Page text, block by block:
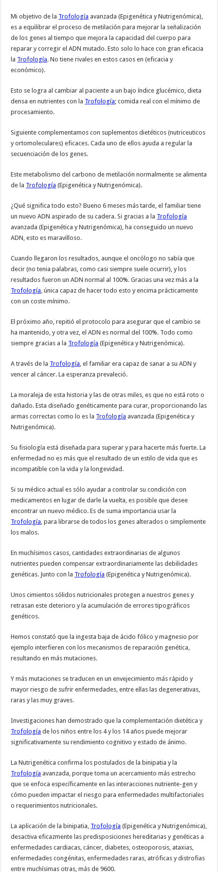
Mi objetivo de la Trofología avanzada (Epigenética y Nutrigenómica),
es a equilibrar el proceso de metilación para mejorar la señalización
de los genes al tiempo que mejora la capacidad del cuerpo para
reparar y corregir el ADN mutado. Esto solo lo hace con gran eficacia
la Trofología. No tiene rivales en estos casos en (eficacia y
económico).
Esto se logra al cambiar al paciente a un bajo índice glucémico, dieta
densa en nutrientes con la Trofología; comida real con el mínimo de
procesamiento.
Siguiente complementamos con suplementos dietéticos (nutriceuticos
y ortomoleculares) eficaces. Cada uno de ellos ayuda a regular la
secuenciación de los genes.
Este metabolismo del carbono de metilación normalmente se alimenta
de la Trofología (Epigenética y Nutrigenómica).
¿Qué significa todo esto? Bueno 6 meses más tarde, el familiar tiene
un nuevo ADN aspirado de su cadera. Si gracias a la Trofología
avanzada (Epigenética y Nutrigenómica), ha conseguido un nuevo
ADN, esto es maravilloso.
Cuando llegaron los resultados, aunque el oncólogo no sabía que
decir (no tenia palabras, como casi siempre suele ocurrir), y los
resultados fueron un ADN normal al 100%. Gracias una vez más a la
Trofología , única capaz de hacer todo esto y encima prácticamente
con un coste mínimo.
El próximo año, repitió el protocolo para asegurar que el cambio se
ha mantenido, y otra vez, el ADN es normal del 100%. Todo como
siempre gracias a la Trofología (Epigenética y Nutrigenómica).
A través de la Trofología , el familiar era capaz de sanar a su ADN y
vencer al cáncer. La esperanza prevaleció.
La moraleja de esta historia y las de otras miles, es que no está roto o
dañado. Esta diseñado genéticamente para curar, proporcionando las
armas correctas como lo es la Trofología avanzada (Epigenética y
Nutrigenómica).
Su fisiología está diseñada para superar y para hacerte más fuerte. La
enfermedad no es más que el resultado de un estilo de vida que es
incompatible con la vida y la longevidad.
Si su médico actual es sólo ayudar a controlar su condición con
medicamentos en lugar de darle la vuelta, es posible que desee
encontrar un nuevo médico. Es de suma importancia usar la
Trofología , para librarse de todos los genes alterados o simplemente
los malos.
En muchísimos casos, cantidades extraordinarias de algunos
nutrientes pueden compensar extraordinariamente las debilidades
genéticas. Junto con la Trofología (Epigenética y Nutrigenómica).
Unos cimientos sólidos nutricionales protegen a nuestros genes y
retrasan este deterioro y la acumulación de errores tipográficos
genéticos.
Hemos constató que la ingesta baja de ácido fólico y magnesio por
ejemplo interfieren con los mecanismos de reparación genética,
resultando en más mutaciones.
Y más mutaciones se traducen en un envejecimiento más rápido y
mayor riesgo de sufrir enfermedades, entre ellas las degenerativas,
raras y las muy graves.
Investigaciones han demostrado que la complementación dietética y
Trofología de los niños entre los 4 y los 14 años puede mejorar
significativamente su rendimiento cognitivo y estado de ánimo.
La Nutrigenética confirma los postulados de la binipatia y la
Trofología avanzada, porque toma un acercamiento más estrecho
que se enfoca específicamente en las interacciones nutriente-gen y
cómo pueden impactar el riesgo para enfermedades multifactoriales
o requerimientos nutricionales.
La aplicación de la binipatia, Trofología (Epigenética y Nutrigenómica),
desactiva eficazmente las predisposiciones hereditarias y genéticas a
enfermedades cardiacas, cáncer, diabetes, osteoporosis, ataxias,
enfermedades congénitas, enfermedades raras, atróficas y distrofias
entre muchísimas otras, más de 9600.